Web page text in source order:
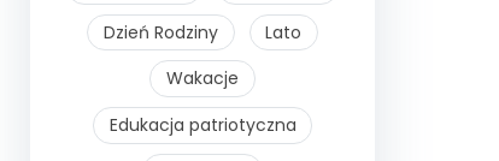
Dzień Rodziny
Lato
Wakacje
Edukacja patriotyczna